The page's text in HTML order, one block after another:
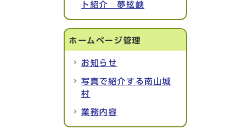
ト紹介 夢絃峡
ホームページ管理
お知らせ
写真で紹介する南山城
村
業務内容